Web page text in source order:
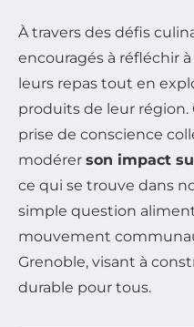
À travers des défis
encouragés à réfléchir
leurs repas tout en
produits de leur région.
prise de conscience
modérer son impact
ce qui se trouve dans
simple question
mouvement
Grenoble, visant à
durable pour tous.